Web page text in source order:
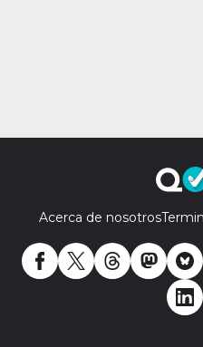
Acerca de nosotros